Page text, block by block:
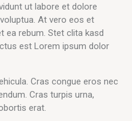
ut labore et dolore
At vero eos et
ea rebum. Stet clita kasd
est Lorem ipsum dolor
Cras congue eros nec
Cras turpis urna,
erat.